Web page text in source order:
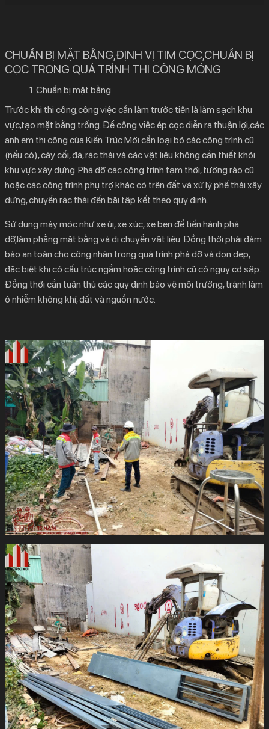
CHUẨN BỊ MẶT BẰNG,ĐỊNH VỊ TIM CỌC,CHUẨN BỊ
CỌC TRONG QUÁ TRÌNH THI CÔNG MÓNG
1. Chuẩn bị mặt bằng
Trước khi thi công,công việc cần làm trước tiên là làm sạch khu
vực,tạo mặt bằng trống. Để công việc ép cọc diễn ra thuận lợi,các
anh em thi công của Kiến Trúc Mới cần loại bỏ các công trình cũ
(nếu có), cây cối, đá, rác thải và các vật liệu không cần thiết khỏi
khu vực xây dựng. Phá dỡ các công trình tạm thời, tường rào cũ
hoặc các công trình phụ trợ khác có trên đất và xử lý phế thải xây
dựng, chuyển rác thải đến bãi tập kết theo quy định.
Sử dụng máy móc như xe ủi, xe xúc, xe ben để tiến hành phá
dỡ,làm phẳng mặt bằng và di chuyển vật liệu. Đồng thời phải đảm
bảo an toàn cho công nhân trong quá trình phá dỡ và dọn dẹp,
đặc biệt khi có cấu trúc ngầm hoặc công trình cũ có nguy cơ sập.
Đồng thời cần tuân thủ các quy định bảo vệ môi trường, tránh làm
ô nhiễm không khí, đất và nguồn nước.